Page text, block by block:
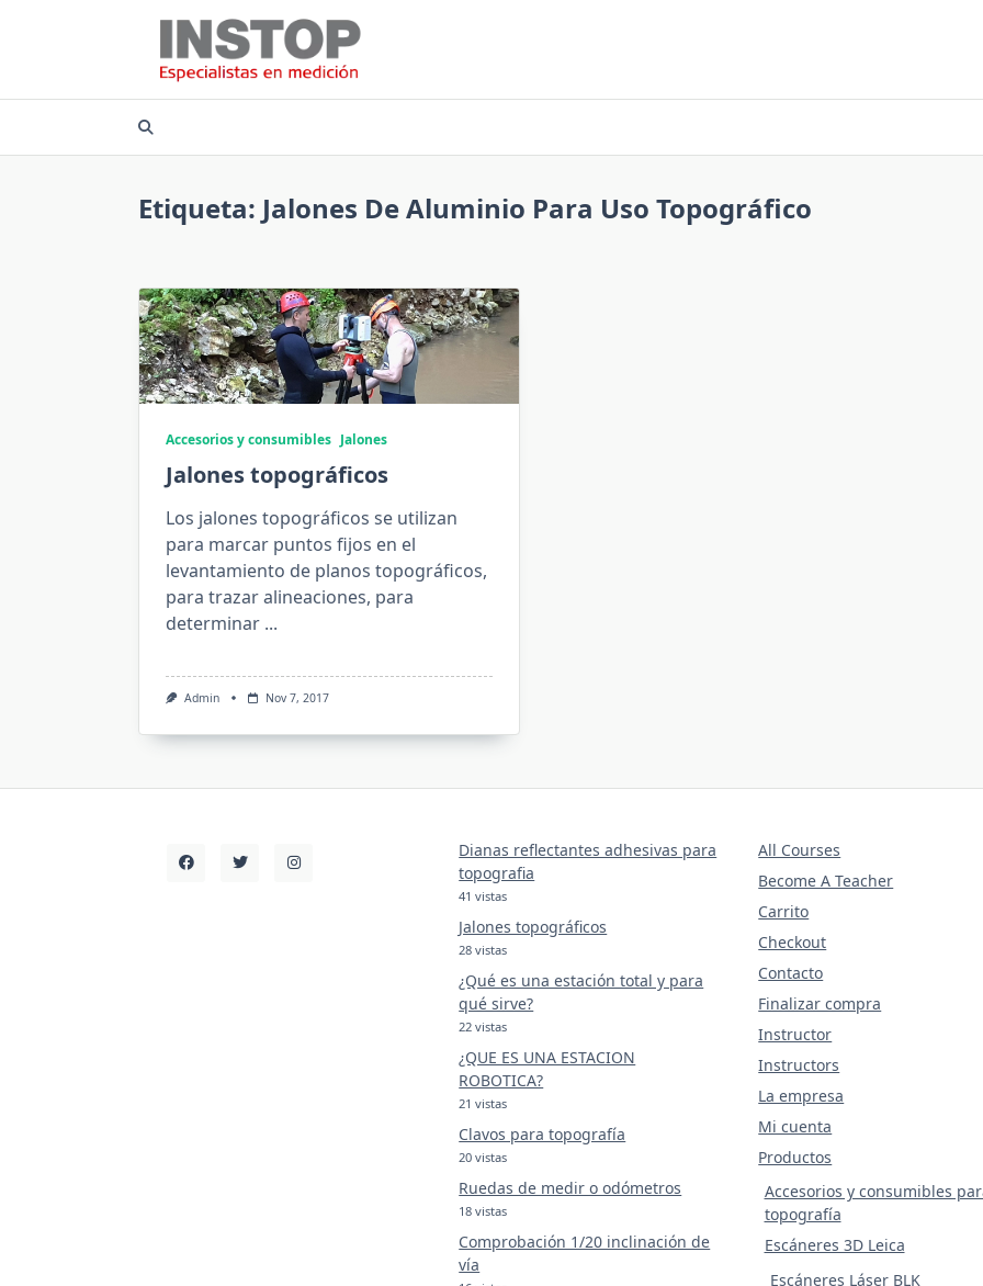
Etiqueta: Jalones De Aluminio Para Uso Topográfico
Accesorios y consumibles Jalones
Jalones topográficos
Los jalones topográficos se utilizan
para marcar puntos fijos en el
levantamiento de planos topográficos,
para trazar alineaciones, para
determinar ...
Admin Nov 7, 2017
Dianas reflectantes adhesivas para
topografia
41 vistas
Jalones topográficos
28 vistas
¿Qué es una estación total y para
qué sirve?
22 vistas
¿QUE ES UNA ESTACION
ROBOTICA?
21 vistas
Clavos para topografía
20 vistas
Ruedas de medir o odómetros
18 vistas
Comprobación 1/20 inclinación de
vía
All Courses
Become A Teacher
Carrito
Checkout
Contacto
Finalizar compra
Instructor
Instructors
La empresa
Mi cuenta
Productos
Accesorios y consumibles
topografía
Escáneres 3D Leica
Escáneres Láser BLK